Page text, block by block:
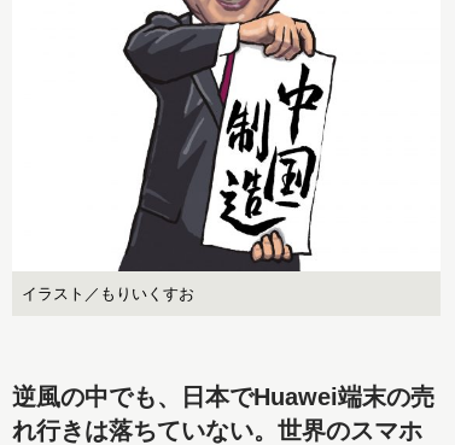
イラスト／もりいくすお
逆風の中でも、日本でHuawei端末の売
れ行きは落ちていない。世界のスマホ